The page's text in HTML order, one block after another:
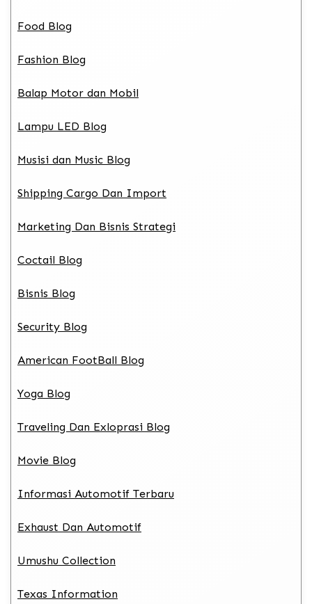
Food Blog
Fashion Blog
Balap Motor dan Mobil
Lampu LED Blog
Musisi dan Music Blog
Shipping Cargo Dan Import
Marketing Dan Bisnis Strategi
Coctail Blog
Bisnis Blog
Security Blog
American FootBall Blog
Yoga Blog
Traveling Dan Exloprasi Blog
Movie Blog
Informasi Automotif Terbaru
Exhaust Dan Automotif
Umushu Collection
Texas Information